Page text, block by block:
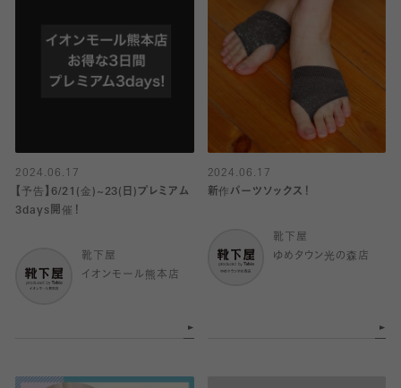
2024.06.17
【予告】6/21(金)~23(日)プレミアム
3days開催！
靴下屋
イオンモール熊本店
2024.06.17
新作パーツソックス！
靴下屋
ゆめタウン光の森店